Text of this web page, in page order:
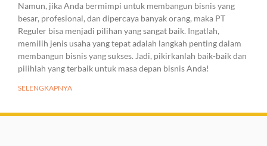
Namun, jika Anda bermimpi untuk membangun bisnis yang
besar, profesional, dan dipercaya banyak orang, maka PT
Reguler bisa menjadi pilihan yang sangat baik. Ingatlah,
memilih jenis usaha yang tepat adalah langkah penting dalam
membangun bisnis yang sukses. Jadi, pikirkanlah baik-baik dan
pilihlah yang terbaik untuk masa depan bisnis Anda!
SELENGKAPNYA